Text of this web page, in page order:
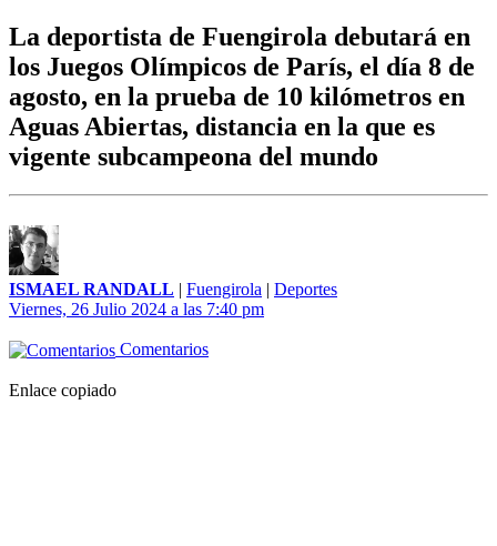
La deportista de Fuengirola debutará en
los Juegos Olímpicos de París, el día 8 de
agosto, en la prueba de 10 kilómetros en
Aguas Abiertas, distancia en la que es
vigente subcampeona del mundo
ISMAEL RANDALL | Fuengirola | Deportes
Viernes, 26 Julio 2024 a las 7:40 pm
Comentarios
Enlace copiado